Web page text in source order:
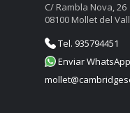
C/ Rambla Nova, 26
08100 Mollet del
Tel. 935794451
Enviar WhatsApp